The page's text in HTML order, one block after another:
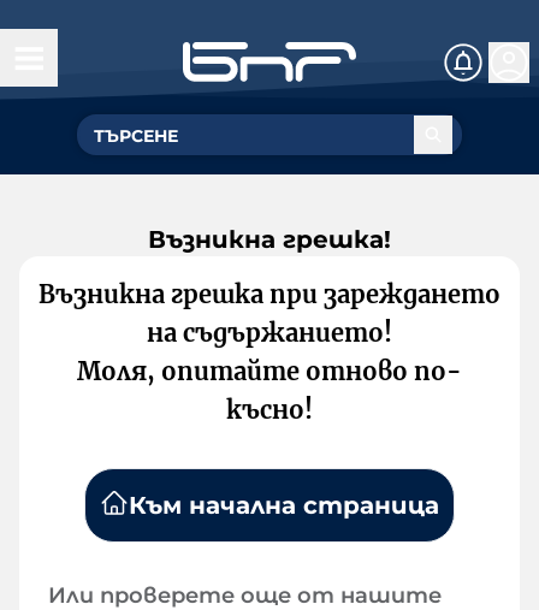
Възникна грешка!
Възникна грешка при зареждането
на съдържанието!
Моля, опитайте отново по-
късно!
Към начална страница
Или проверете още от нашите